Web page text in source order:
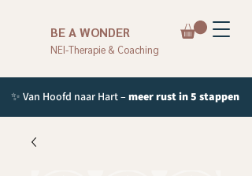
BE A WONDER
NEI-Therapie & Coaching
✨ Van Hoofd naar Hart –meer rust in 5 stappen